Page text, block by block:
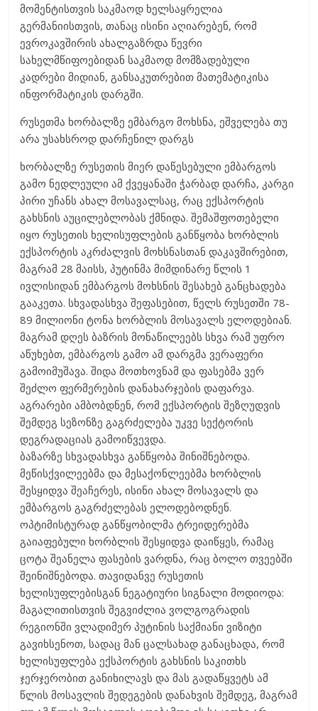
მომენტისთვის საკმაოდ ხელსაყრელია
გერმანიისთვის, თანაც ისინი აღიარებენ, რომ
ევროკავშირის ახალგაზრდა წევრი
სახელმწიფოებიდან საკმაოდ მომზადებული
კადრები მიდიან, განსაკუთრებით მათემატიკისა
ინფორმატიკის დარგში.
რუსეთმა ხორბალზე ემბარგო მოხსნა, ეშველება თუ
არა უსახსროდ დარჩენილ დარგს
ხორბალზე რუსეთის მიერ დაწესებული ემბარგოს
გამო ნედლეული ამ ქვეყანაში ჭარბად დარჩა, კარგი
პირი უჩანს ახალ მოსავალსაც, რაც ექსპორტის
გახსნის აუცილებლობას ქმნიდა. შემაშფოთებელი
იყო რუსეთის ხელისუფლების განწყობა ხორბლის
ექსპორტის აკრძალვის მოხსნასთან დაკავშირებით,
მაგრამ 28 მაისს, პუტინმა მიმდინარე წლის 1
ივლისიდან ემბარგოს მოხსნის შესახებ განცხადება
გააკეთა. სხვადასხვა შეფასებით, წელს რუსეთში 78-
89 მილიონი ტონა ხორბლის მოსავალს ელოდებიან.
მაგრამ დღეს ბაზრის მონაწილეებს სხვა რამ უფრო
აწუხებთ, ემბარგოს გამო ამ დარგმა ვერაფერი
გამოიმუშავა. შიდა მოთხოვნამ და ფასებმა ვერ
შეძლო ფერმერების დანახარჯების დაფარვა.
აგრარები ამბობდნენ, რომ ექსპორტის შეზღუდვის
შემდეგ სეზონზე გაგრძელება უკვე სექტორის
დეგრადაციას გამოიწვევდა.
ბაზარზე სხვადასხვა განწყობა შინიშნებოდა.
მეწისქვილეებმა და მესაქონლეებმა ხორბლის
შესყიდვა შეაჩერეს, ისინი ახალ მოსავალს და
ემბარგოს გაგრძელებას ელოდებოდნენ.
ოპტიმისტურად განწყობილმა ტრეიდერებმა
გაიაფებული ხორბლის შესყიდვა დაიწყეს, რამაც
ცოტა შეანელა ფასების ვარდნა, რაც ბოლო თვეებში
შეინიშნებოდა. თავიდანვე რუსეთის
ხელისუფლებისგან ნეგატიური სიგნალი მოდიოდა:
მაგალითისთვის შეგვიძლია ვოლგოგრადის
რეგიონში ვლადიმერ პუტინის საქმიანი ვიზიტი
გავიხსენოთ, სადაც მან ცალსახად განაცხადა, რომ
ხელისუფლება ექსპორტის გახსნის საკითხს
ჯერჯერობით განიხილავს და მას გადაწყვეტს ამ
წლის მოსავლის შედეგების დანახვის შემდეგ, მაგრამ